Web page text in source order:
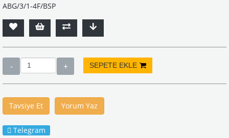
ABG/3/1-4F/BSP
Tavsiye Et Yorum Yaz
Telegram